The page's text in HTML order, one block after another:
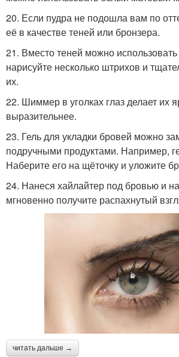
20. Если пудра не подошла вам по
её в качестве теней или бронзера.
21. Вместо теней можно
нарисуйте несколько штрихов и
их.
22. Шиммер в уголках глаз делает их
выразительнее.
23. Гель для укладки бровей можно
подручными продуктами. Например,
Наберите его на щёточку и уложите
24. Нанеся хайлайтер под бровью и
мгновенно получите распахнутый
читать дальше →